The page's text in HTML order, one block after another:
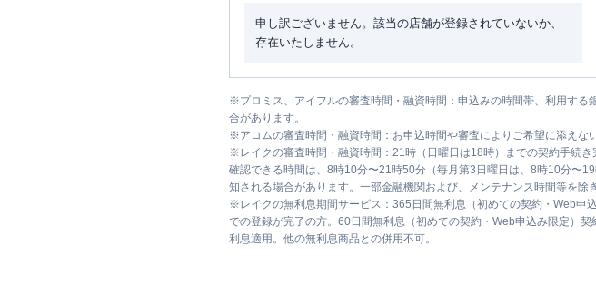
申し訳ございません。該当の店舗が登録されていないか、
存在いたしません。
※プロミス、アイフルの審査時間・融資時間：申込みの時間帯、利用す
合があります。
※アコムの審査時間・融資時間：お申込時間や審査によりご希望に添えな
※ レイクの審査時間・融資時間：21時（日曜日は18時）までの契約手続
確認できる時間は、8時10分〜21時50分（毎月第3日曜日は、8時10分〜
知される場合があります。一部金融機関および、メンテナンス時間等を除
※ レイクの無利息期間サービス：365日間無利息（初めての契約・Web
での登録が完了の方。60日間無利息（初めての契約・Web申込み限定）
利息適用。他の無利息商品との併用不可。